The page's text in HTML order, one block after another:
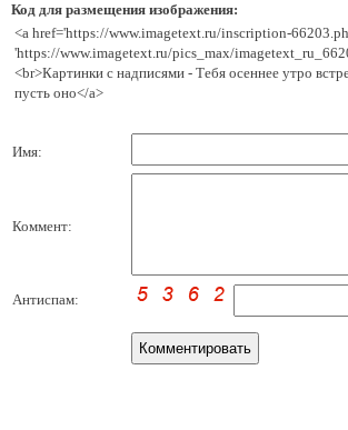
Код для размещения изображения:
<a href='https://www.imagetext.ru/inscription-
'https://www.imagetext.ru/pics_max/
<br>Картинки с надписями - Тебя осеннее утро
пусть оно</a>
Имя:
Коммент:
Антиспам: